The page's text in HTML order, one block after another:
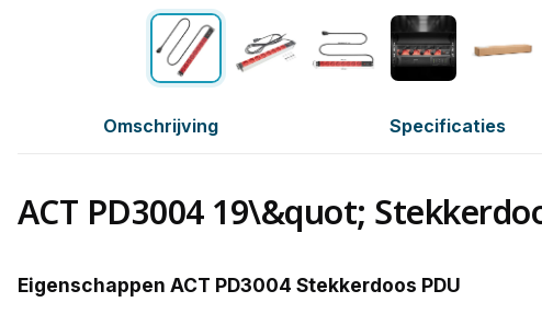
Omschrijving Specificaties
ACT PD3004 19\&quot;
Eigenschappen ACT PD3004 Stekkerdoos PDU